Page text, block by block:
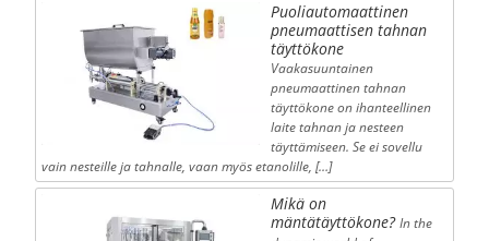
Puoliautomaattinen
pneumaattisen tahnan
täyttökone
Vaakasuuntainen
pneumaattinen tahnan
täyttökone on ihanteellinen
laite tahnan ja nesteen
täyttämiseen. Se ei sovellu
vain nesteille ja tahnalle, vaan myös etanolille, […]
Mikä on
mäntätäyttökone? In the